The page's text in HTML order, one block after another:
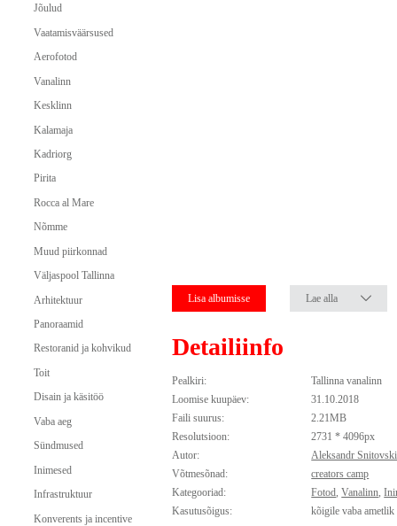
Jõulud
Vaatamisväärsused
Aerofotod
Vanalinn
Kesklinn
Kalamaja
Kadriorg
Pirita
Rocca al Mare
Nõmme
Muud piirkonnad
Väljaspool Tallinna
Arhitektuur
Panoraamid
Restoranid ja kohvikud
Toit
Disain ja käsitöö
Vaba aeg
Sündmused
Inimesed
Infrastruktuur
Konverents ja incentive
Lisa albumisse Lae alla
Detailiinfo
Pealkiri:
Tallinna vanalinn
Loomise kuupäev:
31.10.2018
Faili suurus:
2.21MB
Resolutsioon:
2731 * 4096px
Autor:
Aleksandr
Võtmesõnad:
creators camp
Kategooriad:
Fotod,Vanalinn,
Kasutusõigus:
kõigile vaba